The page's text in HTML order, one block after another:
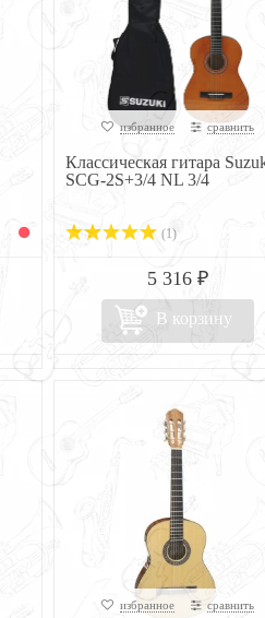
избранное сравнить
Классическая гитара
SCG-2S+3/4 NL 3/4
(1)
5 316 ₽
В корзину
избранное сравнить